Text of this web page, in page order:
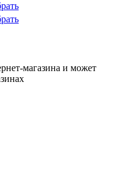
магазина и может